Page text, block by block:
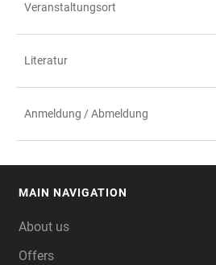
Veranstaltungsort
Literatur
Anmeldung / Abmeldung
MAIN NAVIGATION
About us
Offers